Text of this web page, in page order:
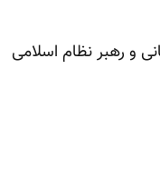
و رهبر نظام اسلامی